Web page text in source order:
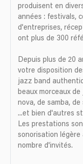
produisent en
années : festivals,
d'entreprises,
ont plus de 300
Depuis plus de 20
votre disposition
jazz band
beaux morceaux
nova, de samba, de
...et bien d'autres
Les prestations
sonorisation légère
nombre d'invités.